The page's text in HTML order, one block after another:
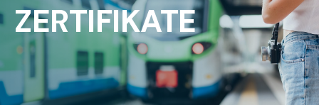
ZERTIFIKATE